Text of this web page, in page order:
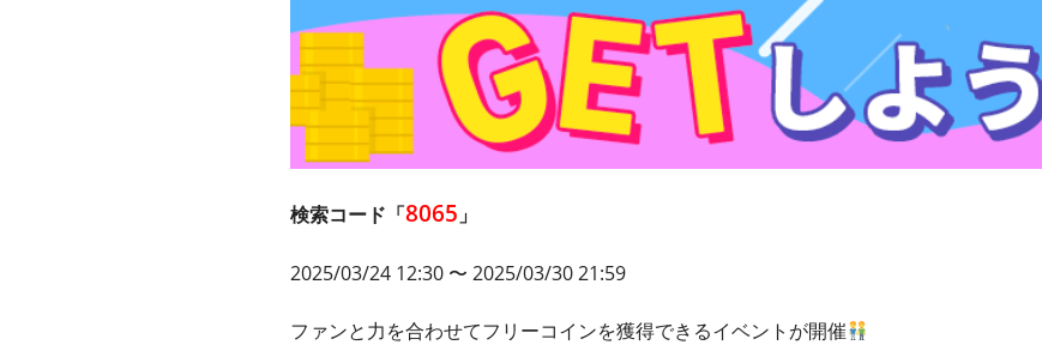
検索コード「8065 」
2025/03/24 12:30 〜 2025/03/30 21:59
ファンと力を合わせてフリーコインを獲得できるイベントが開催